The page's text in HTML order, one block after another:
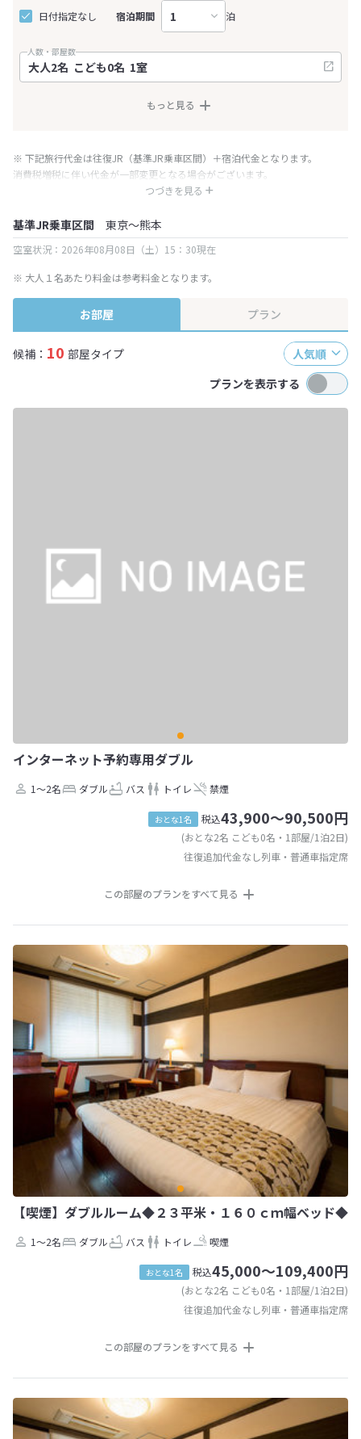
日付指定なし 宿泊期間 泊
人数・部屋数
もっと見る
つづきを見る
※ 下記旅行代金は往復JR（基準JR乗車区間）＋宿泊代金となります。
消費税増税に伴い代金が一部変更となる場合がございます。
※ 表示されている旅行代金・プラン内容は一定時間ごとに更新されます。最
基準JR乗車区間 東京～熊本
空室状況：2026年08月08日（土）15：30現在
※ 大人１名あたり料金は参考料金となります。
お部屋 プラン
候補： 10 部屋タイプ
人気順
プランを表示する
インターネット予約専用ダブル
1～2名 ダブル バス トイレ 禁煙
おとな1名 税込43,900～90,500円
(おとな2名 こども0名・1部屋/1泊2日)
往復追加代金なし列車・普通車指定席
この部屋のプランをすべて見る
【喫煙】ダブルルーム◆２３平米・１６０ｃｍ幅ベッド◆
1～2名 ダブル バス トイレ 喫煙
おとな1名 税込45,000～109,400円
(おとな2名 こども0名・1部屋/1泊2日)
往復追加代金なし列車・普通車指定席
この部屋のプランをすべて見る